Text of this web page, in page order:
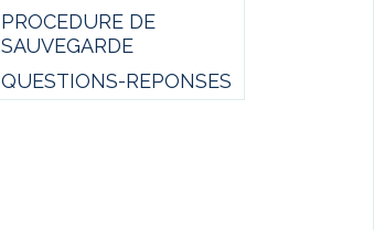
PROCEDURE DE
SAUVEGARDE
QUESTIONS-REPONSES